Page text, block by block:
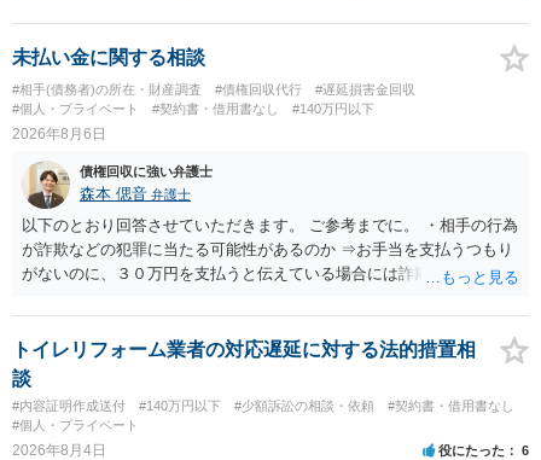
未払い金に関する相談
#相手(債務者)の所在・財産調査 #債権回収代行
#遅延損害金回収
#個人・プライベート
#契約書・借用書なし #140万円以下
2026年8月6日
債権回収に強い弁護士
森本 偲音 弁護士
以下のとおり回答させていただきます。 ご参考までに。 ・相手の行為
が詐欺などの犯罪に当たる可能性があるのか ⇒お手当を支払うつもり
がないのに、３０万円を支払うと伝えている場合には詐欺罪に該当す
段が取れるのか ⇒契約に基づく履行請求として３０万円を請求するこ
とが考えられますが、 パパ活の契約は、売春防止法に抵触する契約
であるため、公序良俗に反する契約として 民法上無効（民法９０
条）となるため、相手方に請求できない可能性が高いです。 ・相手の
氏名や住所が分からない状態でも対応可能なのか ⇒訴訟等の裁判上の
手続を利用する場合には、原則として相手方の住所・氏名を把握して
トイレリフォーム業者の対応遅延に対する法的措置相
談
#内容証明作成送付 #140万円以下 #少額訴訟の相談・依頼
#契約書・借用書なし
#個人・プライベート
2026年8月4日 役にたった 6